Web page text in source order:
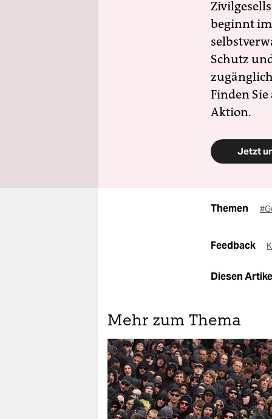
beginnt
Schutz
Finden
Aktion.
Jetzt
Themen
Feedback
Diesen
Mehr zum Thema